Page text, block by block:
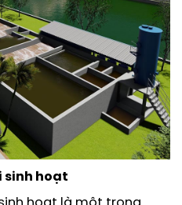
sinh hoạt